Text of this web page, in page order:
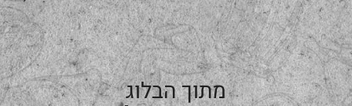
מתוך הבלוג